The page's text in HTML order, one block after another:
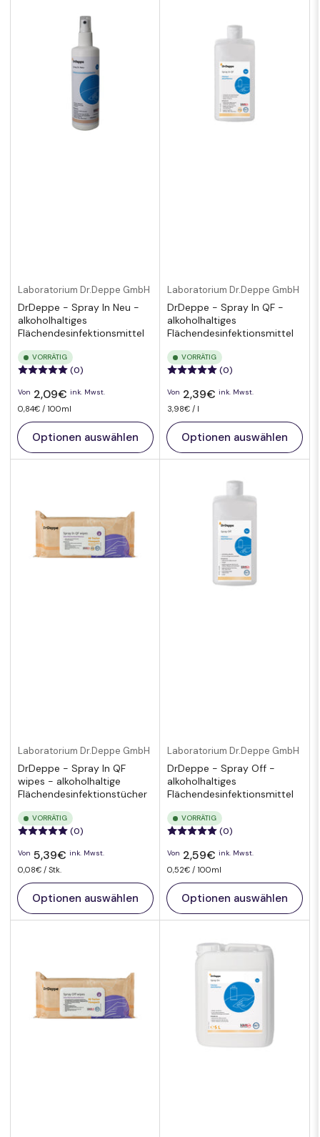
Laboratorium Dr.Deppe GmbH
DrDeppe - Spray In Neu -
alkoholhaltiges
Flächendesinfektionsmittel
VORRÄTIG
(0)
Normaler
Preis
Von 2,09€ ink. Mwst.
Preis
pro
Einheit
0,84€ / pro
100ml
Optionen auswählen
Laboratorium Dr.Deppe GmbH
DrDeppe - Spray In QF -
alkoholhaltiges
Flächendesinfektionsmittel
VORRÄTIG
(0)
Normaler
Preis
Von 2,39€ ink. Mwst.
Preis
pro
Einheit
3,98€ / pro
l
Optionen auswählen
Laboratorium Dr.Deppe GmbH
DrDeppe - Spray In QF
wipes - alkoholhaltige
Flächendesinfektionstücher
VORRÄTIG
(0)
Normaler
Preis
Von 5,39€ ink. Mwst.
Preis
pro
Einheit
0,08€ / pro
Stk.
Optionen auswählen
Laboratorium Dr.Deppe GmbH
DrDeppe - Spray Off -
alkoholhaltiges
Flächendesinfektionsmittel
VORRÄTIG
(0)
Normaler
Preis
Von 2,59€ ink. Mwst.
Preis
pro
Einheit
0,52€ / pro
100ml
Optionen auswählen